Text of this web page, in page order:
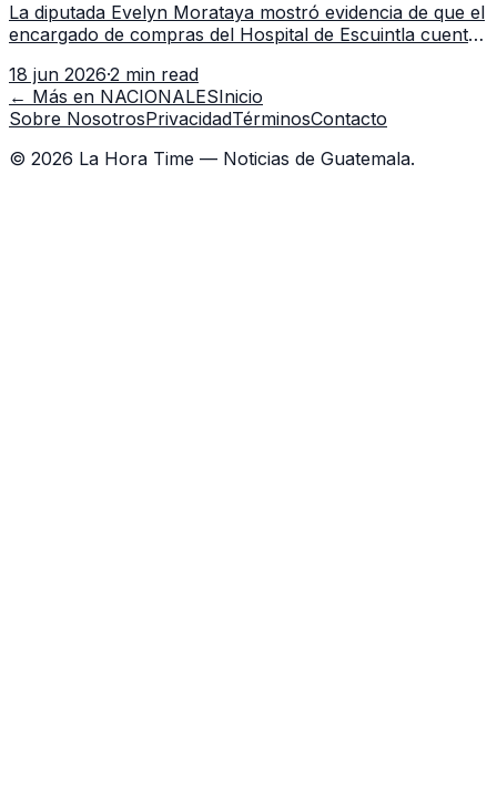
La diputada Evelyn Morataya mostró evidencia de que el
encargado de compras del Hospital de Escuintla cuenta
capacitación en la capital.
18 jun 2026·2 min read
← Más en NACIONALESInicio
Sobre NosotrosPrivacidadTérminosContacto
© 2026 La Hora Time — Noticias de Guatemala.